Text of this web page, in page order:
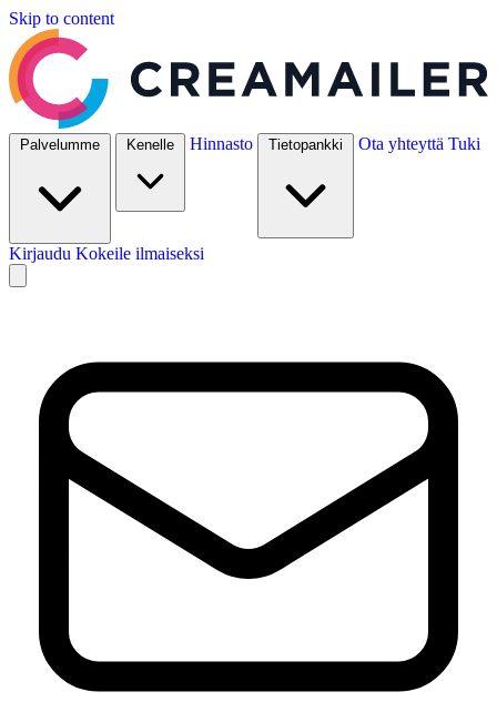
Skip to content
Palvelumme Kenelle Hinnasto Tietopankki Ota yhteyttä Tuki
Kirjaudu Kokeile ilmaiseksi